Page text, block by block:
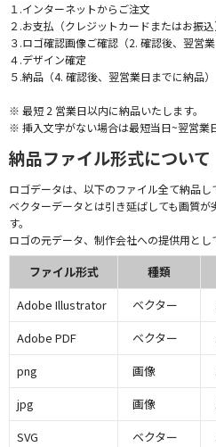
１.インターネットからご注文
２.お支払（クレジットカードまたはお振込
３.ロゴ確認画像ご確認（2. 確認後、翌営業
４.デザイン確定
５.納品（4. 確認後、翌営業日までに納品）
※ 最短 2 営業日以内に納品いたします。
※ 挿入文字がない場合は最短当日~翌営業
納品ファイル形式について
ロゴデータは、以下のファイル全て納品し
ベクターデータとは引き延ばしても画質
す。
ロゴの元データ、制作会社への提供用とし
ファイル形式 種類
Adobe Illustrator
ベクター
Adobe PDF
ベクター
png
画像
jpg
画像
SVG
ベクター